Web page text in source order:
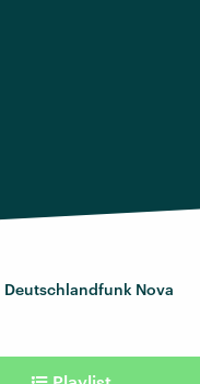
Deutschlandfunk Nova